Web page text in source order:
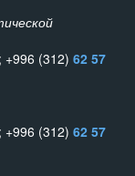
; +996 (312) 62 57
; +996 (312) 62 57